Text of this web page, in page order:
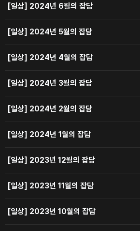
[일상] 2024년 6월의 잡담
[일상] 2024년 5월의 잡담
[일상] 2024년 4월의 잡담
[일상] 2024년 3월의 잡담
[일상] 2024년 2월의 잡담
[일상] 2024년 1월의 잡담
[일상] 2023년 12월의 잡담
[일상] 2023년 11월의 잡담
[일상] 2023년 10월의 잡담